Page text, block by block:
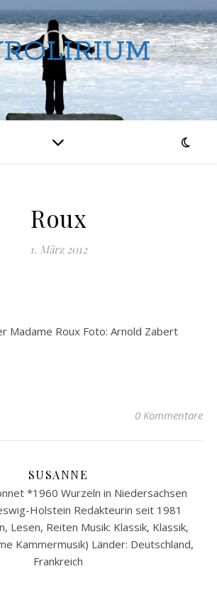
Roux
1. März 2012
Madame Roux Foto: Arnold Zabert
0 Kommentare
SUSANNE
*1960 Wurzeln in Niedersachsen
Holstein Redakteurin seit 1981
Lesen, Reiten Musik: Klassik, Klassik,
Kammermusik) Länder: Deutschland,
Frankreich